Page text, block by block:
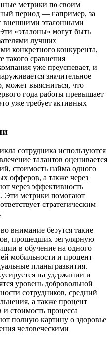
метрики по своим
период — например, за
внешними эталонными
«эталоны» могут быть
лучших
конкретного конкурента,
такого сравнения
уже преуспевает, и
значительное
может выясниться, что
года работы превышает
уже требует активных
сотрудника используются
талантов оценивается
стоимость найма одного
офферов, а также через
через эффективность
Эти метрики помогают
стратегическим
внимание берутся такие
прошедших регулярную
в обучение на одного
мобильности и процент
планы развития.
на удержании и
уровень добровольной
сотрудников, средний
а также процент
стоимость процесса
полную картину о здоровье
человеческими